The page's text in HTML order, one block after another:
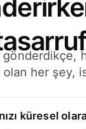
olan her
küresel